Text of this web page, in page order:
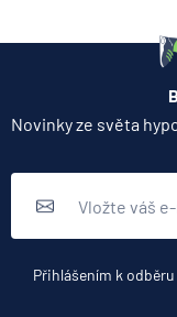
Novinky ze světa
Přihlášením k